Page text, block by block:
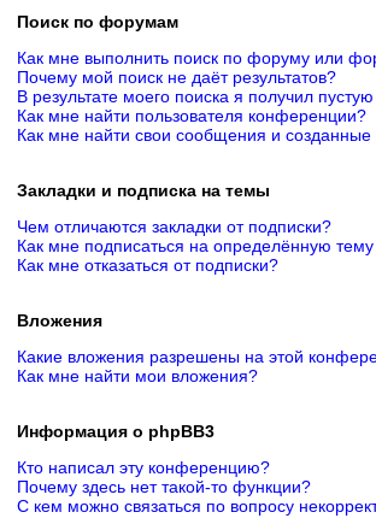
Поиск по форумам
Как мне выполнить поиск по форуму или
Почему мой поиск не даёт результатов?
В результате моего поиска я получил
Как мне найти пользователя конференции?
Как мне найти свои сообщения и
Закладки и подписка на темы
Чем отличаются закладки от подписки?
Как мне подписаться на определённую
Как мне отказаться от подписки?
Вложения
Какие вложения разрешены на этой
Как мне найти мои вложения?
Информация о phpBB3
Кто написал эту конференцию?
Почему здесь нет такой-то функции?
С кем можно связаться по вопросу